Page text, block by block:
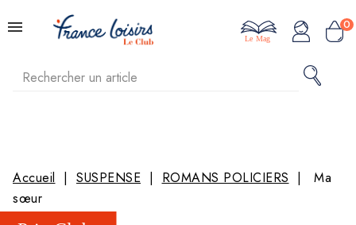
0
Le Mag
Accueil SUSPENSE ROMANS POLICIERS
Ma
sœur